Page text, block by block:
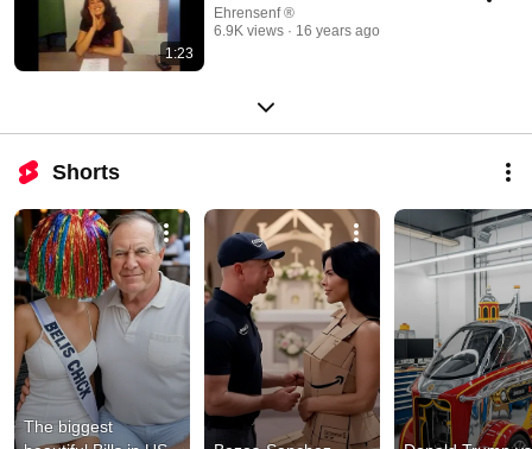
1:23
Ehrensenf ®
6.9K views
16 years ago
Shorts
The biggest